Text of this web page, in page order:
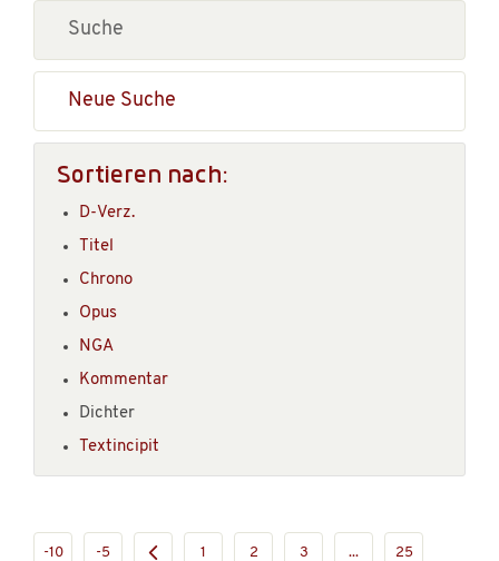
Neue Suche
Sortieren nach:
D-Verz.
Titel
Chrono
Opus
NGA
Kommentar
Dichter
Textincipit
-10 -5 1 2 3 ... 25